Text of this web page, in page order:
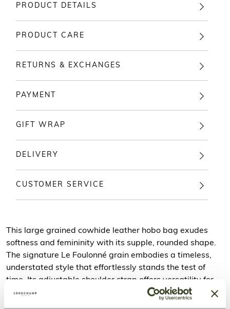
PRODUCT DETAILS
PRODUCT CARE
RETURNS & EXCHANGES
PAYMENT
GIFT WRAP
DELIVERY
CUSTOMER SERVICE
This large grained cowhide leather hobo bag exudes
softness and femininity with its supple, rounded shape.
The signature Le Foulonné grain embodies a timeless,
understated style that effortlessly stands the test of
time. Its adjustable shoulder strap offers versatility for
any occasion, while its spacious interior easily holds all